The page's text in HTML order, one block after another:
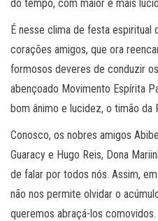
do tempo, com maior e mais
É nesse clima de festa espiritual
corações amigos, que ora
formosos deveres de conduzir
abençoado Movimento Espírita
bom ânimo e lucidez, o timão da
Conosco, os nobres amigos
Guaracy e Hugo Reis, Dona
de falar por todos nós. Assim,
não nos permite olvidar o
queremos abraçá-los comovidos.